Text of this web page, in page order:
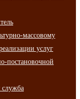
массовому
услуг
постановочной
служба